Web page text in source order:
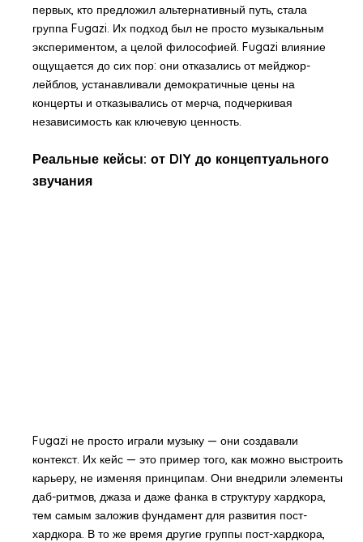
первых, кто предложил альтернативный путь, стала
группа Fugazi. Их подход был не просто музыкальным
экспериментом, а целой философией. Fugazi влияние
ощущается до сих пор: они отказались от мейджор-
лейблов, устанавливали демократичные цены на
концерты и отказывались от мерча, подчеркивая
независимость как ключевую ценность.
Реальные кейсы: от DIY до концептуального
звучания
Fugazi не просто играли музыку — они создавали
контекст. Их кейс — это пример того, как можно выстроить
карьеру, не изменяя принципам. Они внедрили элементы
даб-ритмов, джаза и даже фанка в структуру хардкора,
тем самым заложив фундамент для развития пост-
хардкора. В то же время другие группы пост-хардкора,